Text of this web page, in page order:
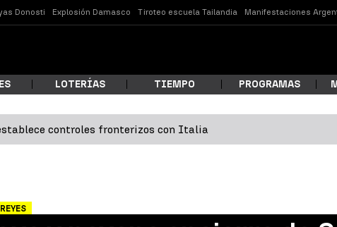
Donosti Explosión Damasco Tiroteo escuela Tailandia Manifestaciones
LOTERÍAS TIEMPO PROGRAMAS
controles fronterizos con Italia